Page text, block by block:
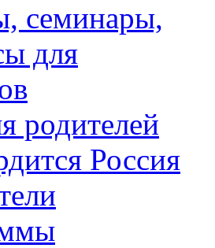
семинары,
для
родителей
Россия